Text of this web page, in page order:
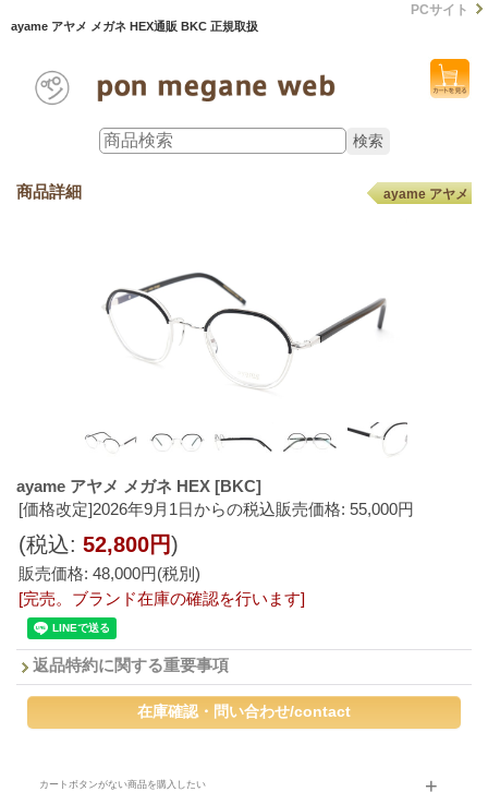
ayame アヤメ メガネ HEX通販 BKC 正規取扱
PCサイト
商品詳細 ayame アヤメ
ayame アヤメ メガネ HEX [BKC]
販売価格: 48,000円(税別)
(税込: 52,800円)
[完売。ブランド在庫の確認を行います]
[価格改定]2026年9月1日からの税込販売価格: 55,000円
返品特約に関する重要事項
カートボタンがない商品を購入したい